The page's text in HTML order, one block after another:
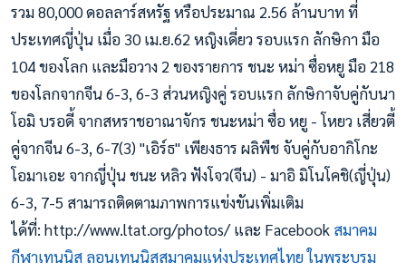
รวม 80,000 ดอลลาร์สหรัฐ หรือประมาณ 2.56 ล้านบาท ที่
ประเทศญี่ปุ่น เมื่อ 30 เม.ย.62 หญิงเดี่ยว รอบแรก ลักษิกา มือ
104 ของโลก และมือวาง 2 ของรายการ ชนะ หม่า ซื่อหยู มือ 218
ของโลกจากจีน 6-3, 6-3 ส่วนหญิงคู่ รอบแรก ลักษิกาจับคู่กับนา
โอมิ บรอดี้ จากสหราชอาณาจักร ชนะหม่า ซื่อ หยู - โหยว เสี่ยวตี้
คู่จากจีน 6-3, 6-7(3) "เอิร์ธ" เพียงธาร ผลิพืช จับคู่กับอากิโกะ
โอมาเอะ จากญี่ปุ่น ชนะ หลิว ฟังโจว(จีน) - มาอิ มิโนโคชิ(ญี่ปุ่น)
6-3, 7-5 สามารถติดตามภาพการแข่งขันเพิ่มเติม
ได้ที่: http://www.ltat.org/photos/ และ Facebook สมาคม
กีฬาเทนนิส ลอนเทนนิสสมาคมแห่งประเทศไทย ในพระบรม